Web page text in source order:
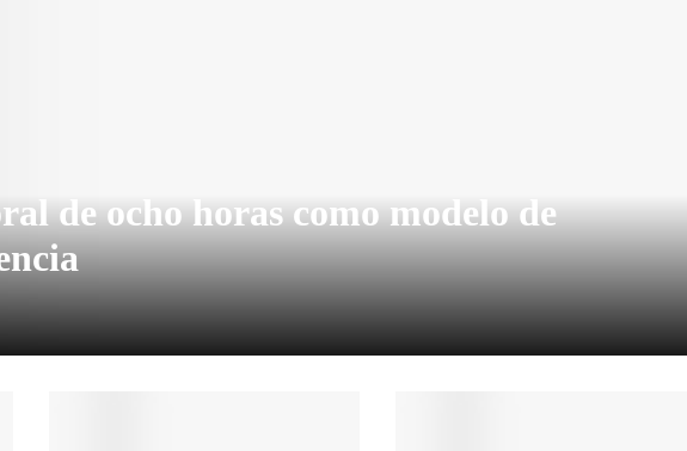
de ocho horas como modelo de